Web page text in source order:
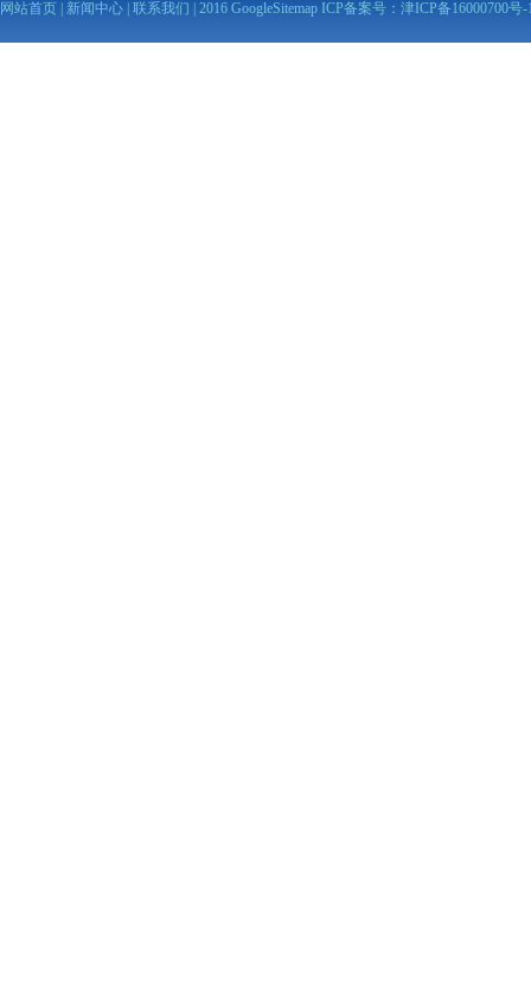
网站首页 新闻中心 联系我们 | 2016 GoogleSitemap ICP备案号： 津ICP备16000700号-